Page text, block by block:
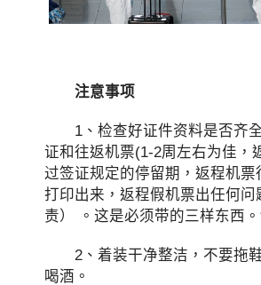
注意事项
1、检查好证件资料是否齐
证和往返机票(1-2周左右为佳，
过签证规定的停留期，返程机票
打印出来，返程假机票出任何问
责） 。这是必须带的三样东西。
2、着装干净整洁，不要拖
喝酒。